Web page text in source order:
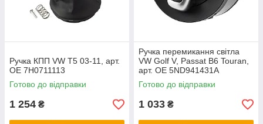
Ручка КПП VW T5 03-11, арт.
OE 7H0711113
Готово до відправки
1 254 ₴
Ручка перемикання світла
VW Golf V, Passat B6 Touran,
арт. OE 5ND941431A
Готово до відправки
1 033 ₴